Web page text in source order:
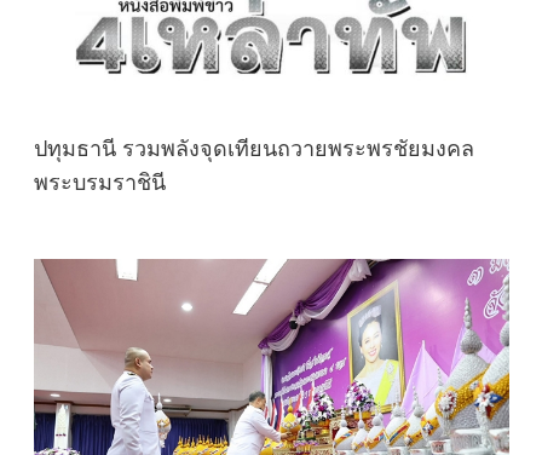
ปทุมธานี รวมพลังจุดเทียนถวายพระพรชัยมงคล
พระบรมราชินี